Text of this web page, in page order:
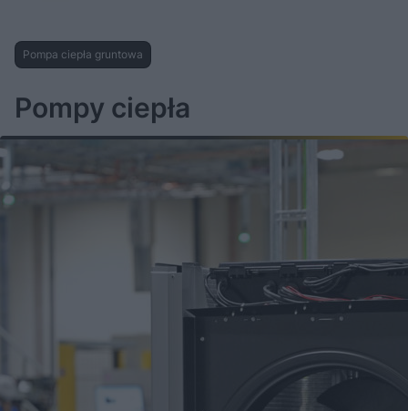
Pompa ciepła gruntowa
Pompy ciepła